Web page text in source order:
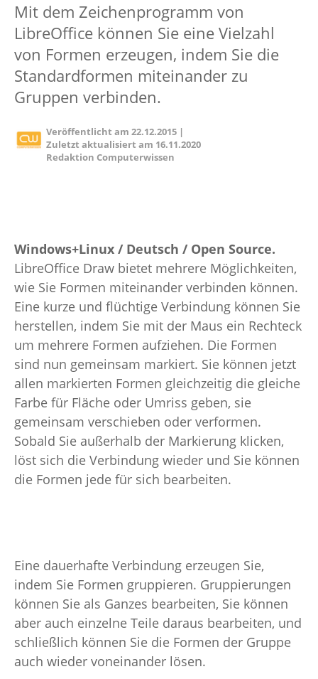
Mit dem Zeichenprogramm von
LibreOffice können Sie eine Vielzahl
von Formen erzeugen, indem Sie die
Standardformen miteinander zu
Gruppen verbinden.
Veröffentlicht am22.12.2015 |
Zuletzt aktualisiert am 16.11.2020
Redaktion Computerwissen
Windows+Linux / Deutsch / Open Source.
LibreOffice Draw bietet mehrere Möglichkeiten,
wie Sie Formen miteinander verbinden können.
Eine kurze und flüchtige Verbindung können Sie
herstellen, indem Sie mit der Maus ein Rechteck
um mehrere Formen aufziehen. Die Formen
sind nun gemeinsam markiert. Sie können jetzt
allen markierten Formen gleichzeitig die gleiche
Farbe für Fläche oder Umriss geben, sie
gemeinsam verschieben oder verformen.
Sobald Sie außerhalb der Markierung klicken,
löst sich die Verbindung wieder und Sie können
die Formen jede für sich bearbeiten.
Eine dauerhafte Verbindung erzeugen Sie,
indem Sie Formen gruppieren. Gruppierungen
können Sie als Ganzes bearbeiten, Sie können
aber auch einzelne Teile daraus bearbeiten, und
schließlich können Sie die Formen der Gruppe
auch wieder voneinander lösen.